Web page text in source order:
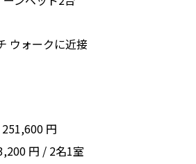
ウォークに近接
251,600 円
円 / 2名1室